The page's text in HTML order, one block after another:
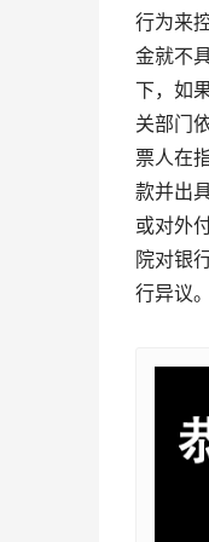
行为来
金就不
下，如
关部门
票人在
款并出
或对外
院对银
行异议。